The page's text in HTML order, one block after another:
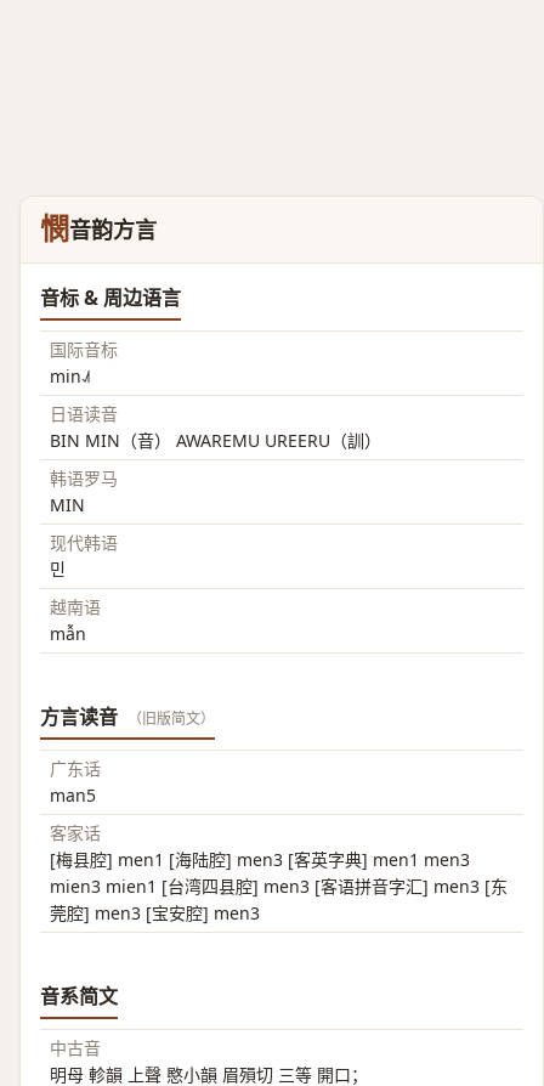
憫音韵方言
音标 & 周边语言
国际音标
min˨˩˦
日语读音
BIN MIN（音） AWAREMU UREERU（訓）
韩语罗马
MIN
现代韩语
민
越南语
mẫn
方言读音 （旧版简文）
广东话
man5
客家话
[梅县腔] men1 [海陆腔] men3 [客英字典] men1 men3
mien3 mien1 [台湾四县腔] men3 [客语拼音字汇] men3 [东
莞腔] men3 [宝安腔] men3
音系简文
中古音
明母 軫韻 上聲 愍小韻 眉殞切 三等 開口；